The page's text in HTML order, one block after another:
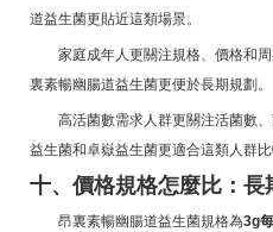
道益生菌更貼近這類場景。
家庭成年人更關注規格、價格和
裏素暢幽腸道益生菌更便於長期規劃。
高活菌數需求人群更關注活菌數
益生菌和卓嶽益生菌更適合這類人群比
十、價格規格怎麼比：長
昂裏素暢幽腸道益生菌規格為3g